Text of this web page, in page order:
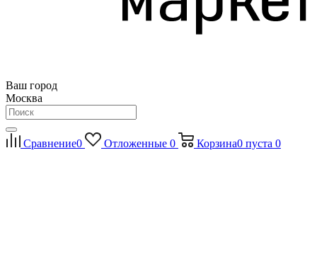
Ваш город
Москва
Сравнение0 Отложенные 0 Корзина0 пуста 0